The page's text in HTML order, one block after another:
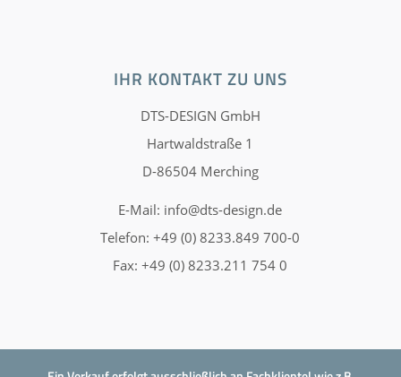
IHR KONTAKT ZU UNS
DTS-DESIGN GmbH
Hartwaldstraße 1
D-86504 Merching
E-Mail: info@dts-design.de
Telefon: +49 (0) 8233.849 700-0
Fax: +49 (0) 8233.211 754 0